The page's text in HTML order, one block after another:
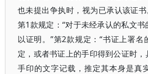
也未提出争执时，视为已承认该证书
第1款规定：“对于未经承认的私文
以证明。”第2款规定：“书证上署名
定，或者书证上的手印得到公证时
手印的文字记载，推定其本身是真